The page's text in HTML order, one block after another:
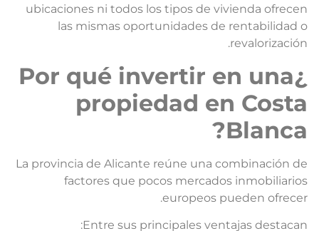
ubicaciones ni todos los tipos de vivienda
las mismas oportunidades de rentabilidad
¿Por qué invertir en una
propiedad en
La provincia de Alicante reúne una combinación
factores que pocos mercados
europeos pueden
Entre sus principales ventajas